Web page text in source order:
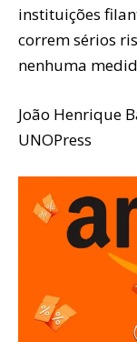
instituições
correm sérios
nenhuma
João Henrique
UNOPress